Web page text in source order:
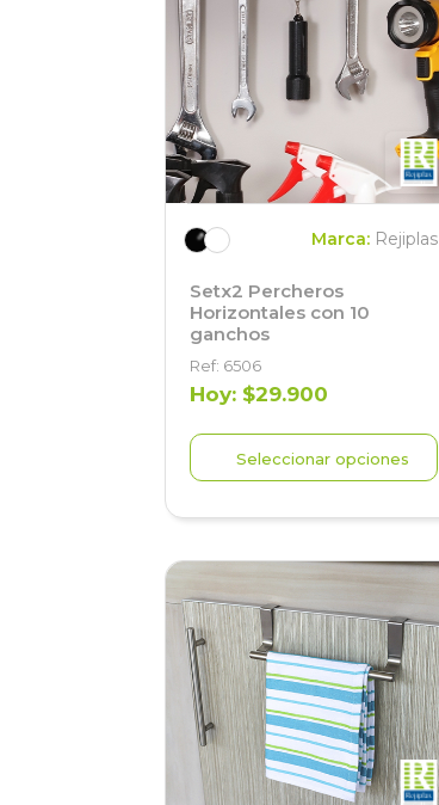
Marca: Rejiplas
Setx2 Percheros
Horizontales con 10
ganchos
Ref: 6506
Hoy: $29.900
Seleccionar opciones